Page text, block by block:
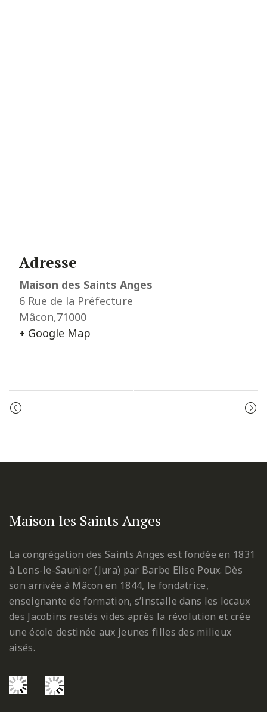
Adresse
Maison des Saints Anges
6 Rue de la Préfecture
Mâcon,71000
+ Google Map
Event
Maison les Saints Anges
La congrégation des Saints Anges est fondée en 1831
à Lons-le-Saunier (Jura) par Barbe Elise Poux. Dès
son arrivée à Mâcon en 1844, le fondatrice,
enseignante de formation, s’installe dans les locaux
des Jacobins restés vides après la révolution et crée
une école destinée aux jeunes filles des milieux
aisés.